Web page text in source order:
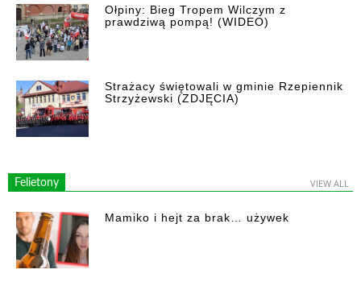
Ołpiny: Bieg Tropem Wilczym z
prawdziwą pompą! (WIDEO)
Strażacy świętowali w gminie Rzepiennik
Strzyżewski (ZDJĘCIA)
Felietony VIEW ALL
Mamiko i hejt za brak… używek